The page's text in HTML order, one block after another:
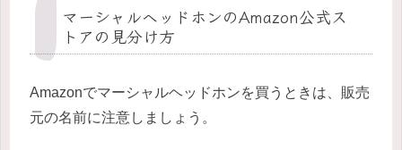
マーシャルヘッドホンのAmazon公式ス
トアの見分け方
Amazonでマーシャルヘッドホンを買うときは、販売
元の名前に注意しましょう。